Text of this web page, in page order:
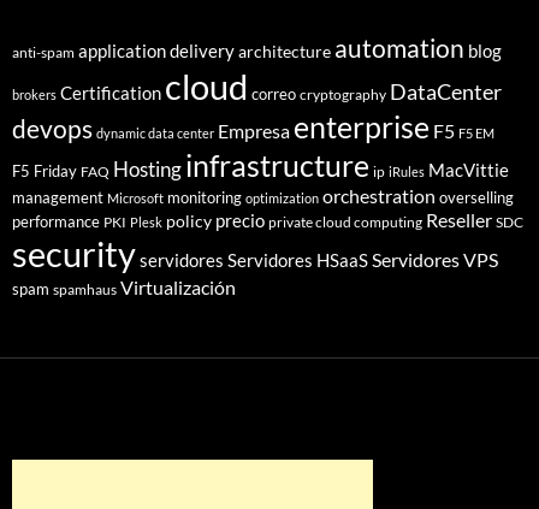
anti-spam application deliveryarchitecture automation blog
brokers Certification cloud correo cryptography DataCenter
devops dynamic data center Empresa enterprise F5 F5 EM
F5 Friday FAQ Hostinginfrastructure ip iRules MacVittie
management Microsoft monitoring optimization orchestration overselling
performance PKI Plesk policy precio private cloud computing Reseller SDC
securityservidores Servidores HSaaSServidores VPS
spam spamhaus Virtualización